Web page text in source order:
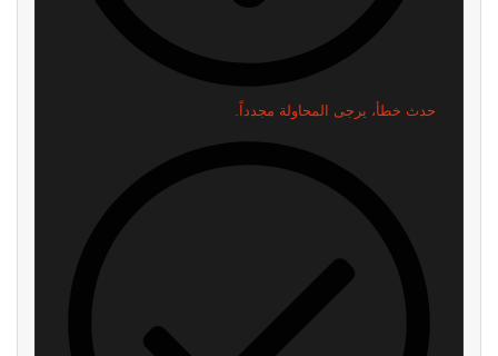
حدث خطأ، يرجى المحاولة مجدداً.